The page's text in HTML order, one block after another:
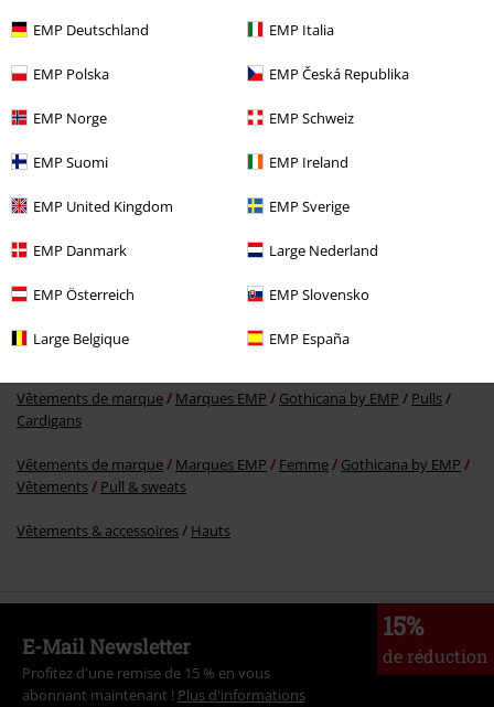
EMP Deutschland EMP Italia
EMP Polska EMP Česká Republika
EMP Norge EMP Schweiz
EMP Suomi EMP Ireland
EMP United Kingdom EMP Sverige
EMP Danmark Large Nederland
EMP Österreich EMP Slovensko
Large Belgique EMP España
-25 %
Vêtements de marque Pulls & Gilets
Vêtements de marque Marques EMP Gothicana by EMP
Pulls
Cardigans
Vêtements de marque Marques EMP Femme
Gothicana by EMP
Vêtements
Pull & sweats
Vêtements & accessoires Hauts
15%
de réduction
E-Mail Newsletter
Profitez d'une remise de 15 % en vous
abonnant maintenant ! Plus d'informations